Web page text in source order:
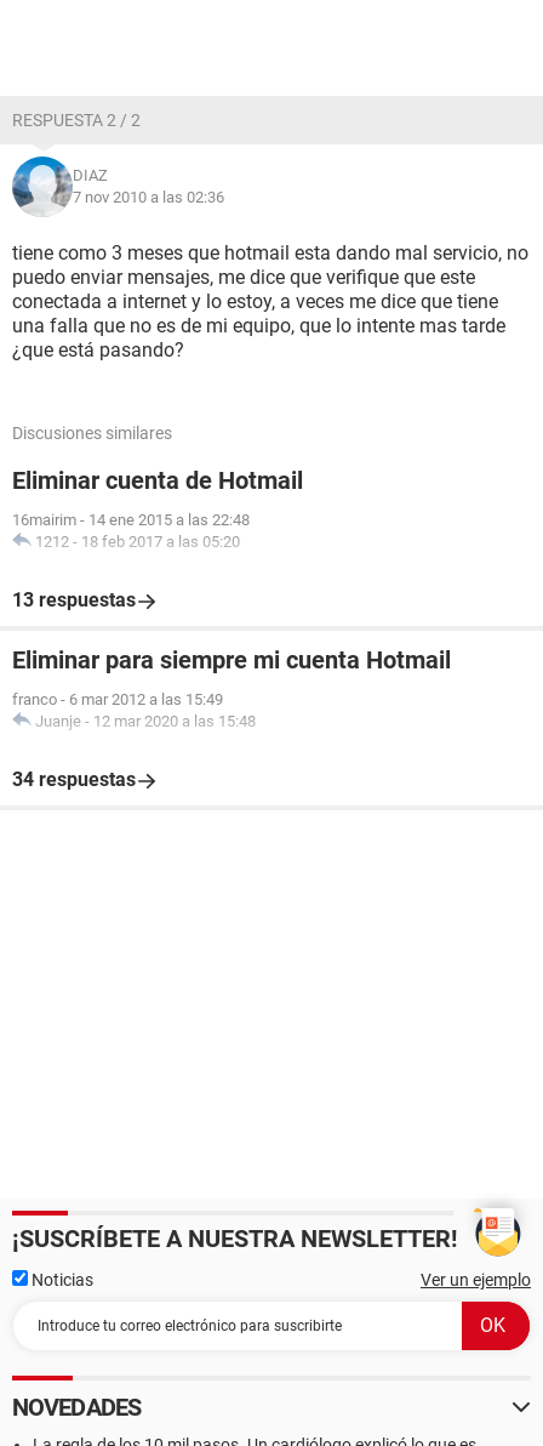
RESPUESTA 2 / 2
DIAZ
7 nov 2010 a las 02:36
tiene como 3 meses que hotmail esta dando mal servicio, no
puedo enviar mensajes, me dice que verifique que este
conectada a internet y lo estoy, a veces me dice que tiene
una falla que no es de mi equipo, que lo intente mas tarde
¿que está pasando?
Discusiones similares
Eliminar cuenta de Hotmail
16mairim - 14 ene 2015 a las 22:48
1212 - 18 feb 2017 a las 05:20
13 respuestas
Eliminar para siempre mi cuenta Hotmail
franco - 6 mar 2012 a las 15:49
Juanje - 12 mar 2020 a las 15:48
34 respuestas
¡SUSCRÍBETE A NUESTRA NEWSLETTER!
Noticias Ver un ejemplo
NOVEDADES